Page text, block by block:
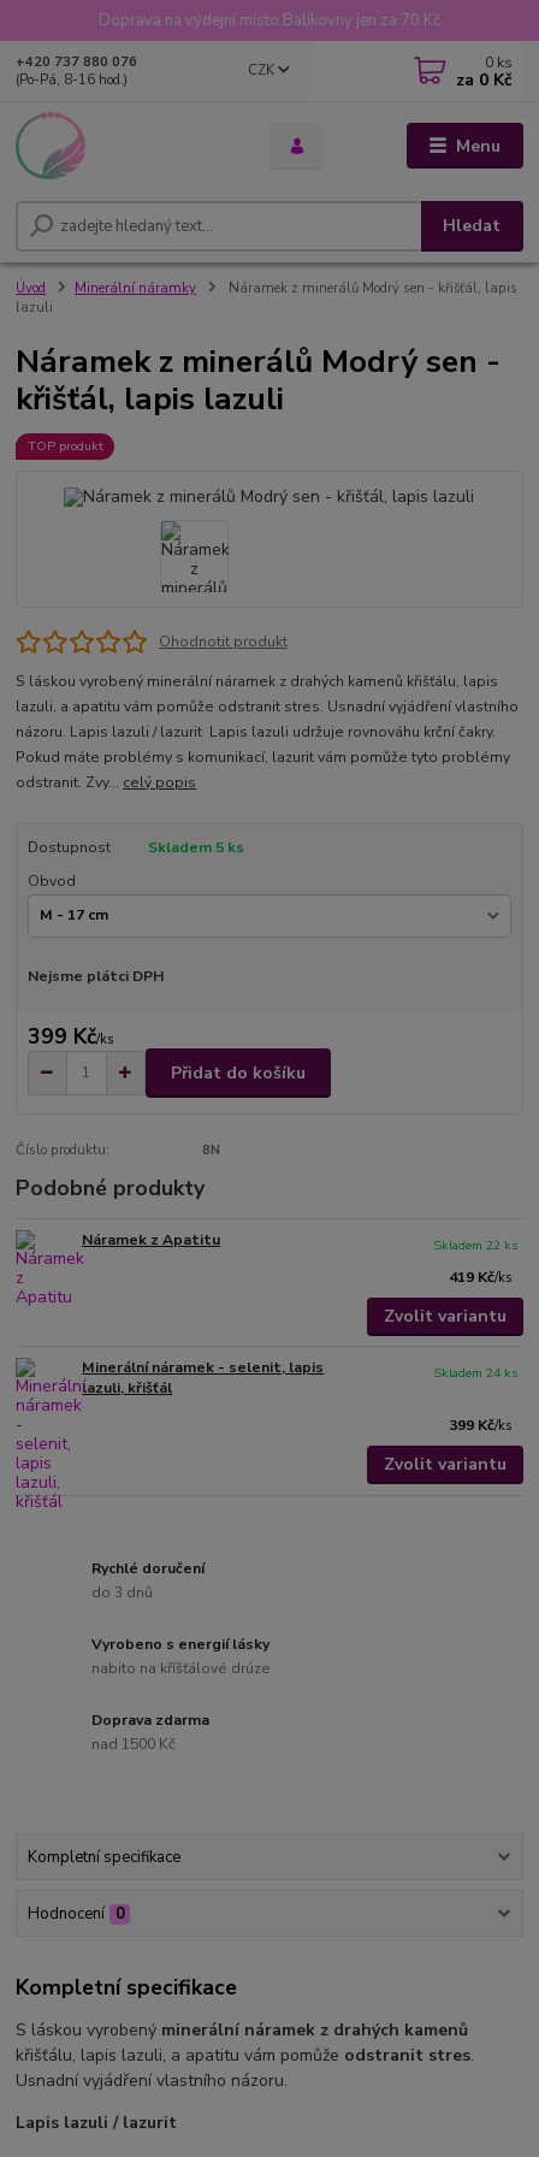
Doprava na výdejní místo Balíkovny jen za 70 Kč
Menu
CZK
Hledat
+420 737 880 076
(Po-Pá, 8-16 hod.)
0 ks
za 0 Kč
Úvod Minerální náramky
Náramek z minerálů Modrý sen - křišťál, lapis
lazuli
Náramek z minerálů Modrý sen -
křišťál, lapis lazuli
TOP produkt
Ohodnotit produkt
S láskou vyrobený minerální náramek z drahých kamenů křišťálu, lapis
lazuli, a apatitu vám pomůže odstranit stres. Usnadní vyjádření vlastního
názoru. Lapis lazuli / lazurit Lapis lazuli udržuje rovnováhu krční čakry.
Pokud máte problémy s komunikací, lazurit vám pomůže tyto problémy
odstranit. Zvy... celý popis
Dostupnost
Skladem 5 ks
Obvod
Nejsme plátci DPH
399 Kč/ks
Přidat do košíku
Číslo produktu: 8N
Podobné produkty
Náramek z Apatitu
419 Kč/ks
Skladem 22 ks
Zvolit variantu
Minerální náramek - selenit, lapis
lazuli, křišťál
399 Kč/ks
Skladem 24 ks
Zvolit variantu
Rychlé doručení
do 3 dnů
Vyrobeno s energií lásky
nabito na kříšťálové drúze
Doprava zdarma
nad 1500 Kč
Kompletní specifikace
Hodnocení 0
Kompletní specifikace
S láskou vyrobený minerální náramek z drahých kamenů
křišťálu, lapis lazuli, a apatitu vám pomůže odstranit stres.
Usnadní vyjádření vlastního názoru.
Lapis lazuli / lazurit